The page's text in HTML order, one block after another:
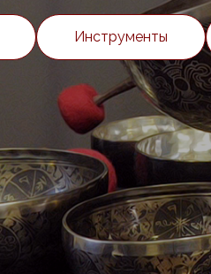
Инструменты